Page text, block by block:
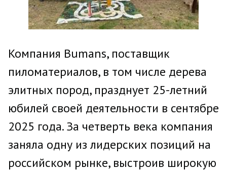
Компания Bumans, поставщик
пиломатериалов, в том числе дерева
элитных пород, празднует 25-летний
юбилей своей деятельности в сентябре
2025 года. За четверть века компания
заняла одну из лидерских позиций на
российском рынке, выстроив широкую